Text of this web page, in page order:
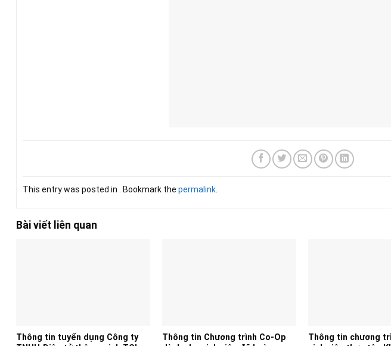
This entry was posted in . Bookmark the permalink
Bài viết liên quan
Thông tin tuyển dụng Công ty
Thông tin Chương trình Co-Op
Thông tin chương